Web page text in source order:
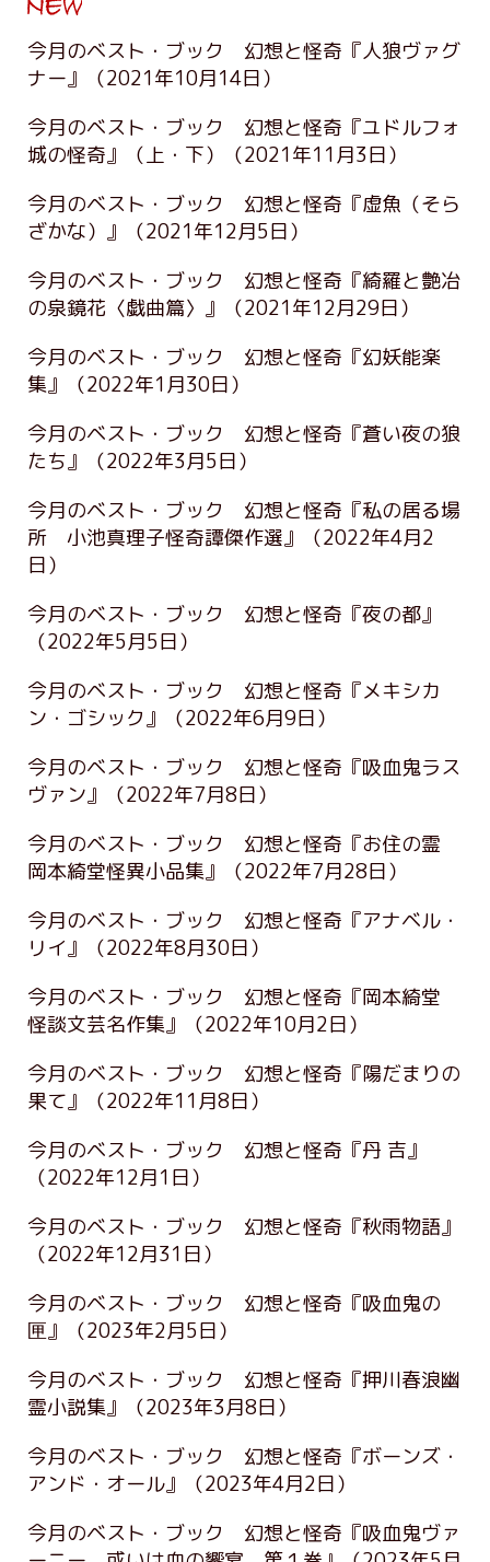
今月のベスト・ブック 幻想と怪奇『人狼ヴァグ
ナー』
（2021年10月14日）
今月のベスト・ブック 幻想と怪奇『ユドルフォ
城の怪奇』（上・下）
（2021年11月3日）
今月のベスト・ブック 幻想と怪奇『虚魚（そら
ざかな）』
（2021年12月5日）
今月のベスト・ブック 幻想と怪奇『綺羅と艶冶
の泉鏡花〈戯曲篇〉』
（2021年12月29日）
今月のベスト・ブック 幻想と怪奇『幻妖能楽
集』
（2022年1月30日）
今月のベスト・ブック 幻想と怪奇『蒼い夜の狼
たち』
（2022年3月5日）
今月のベスト・ブック 幻想と怪奇『私の居る場
所 小池真理子怪奇譚傑作選』
（2022年4月2
日）
今月のベスト・ブック 幻想と怪奇『夜の都』
（2022年5月5日）
今月のベスト・ブック 幻想と怪奇『メキシカ
ン・ゴシック』
（2022年6月9日）
今月のベスト・ブック 幻想と怪奇『吸血鬼ラス
ヴァン』
（2022年7月8日）
今月のベスト・ブック 幻想と怪奇『お住の霊
岡本綺堂怪異小品集』
（2022年7月28日）
今月のベスト・ブック 幻想と怪奇『アナベル・
リイ』
（2022年8月30日）
今月のベスト・ブック 幻想と怪奇『岡本綺堂
怪談文芸名作集』
（2022年10月2日）
今月のベスト・ブック 幻想と怪奇『陽だまりの
果て』
（2022年11月8日）
今月のベスト・ブック 幻想と怪奇『丹 吉』
（2022年12月1日）
今月のベスト・ブック 幻想と怪奇『秋雨物語』
（2022年12月31日）
今月のベスト・ブック 幻想と怪奇『吸血鬼の
匣』
（2023年2月5日）
今月のベスト・ブック 幻想と怪奇『押川春浪幽
霊小説集』
（2023年3月8日）
今月のベスト・ブック 幻想と怪奇『ボーンズ・
アンド・オール』
（2023年4月2日）
今月のベスト・ブック 幻想と怪奇『吸血鬼ヴァ